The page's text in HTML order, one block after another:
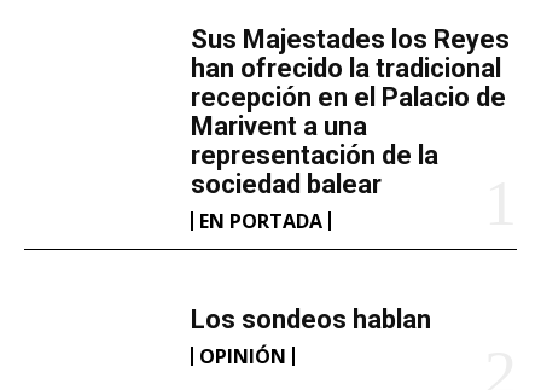
​Sus Majestades los Reyes
han ofrecido la tradicional
recepción en el Palacio de
Marivent​ a una
representación de la
sociedad balear
EN PORTADA
Los sondeos hablan
OPINIÓN